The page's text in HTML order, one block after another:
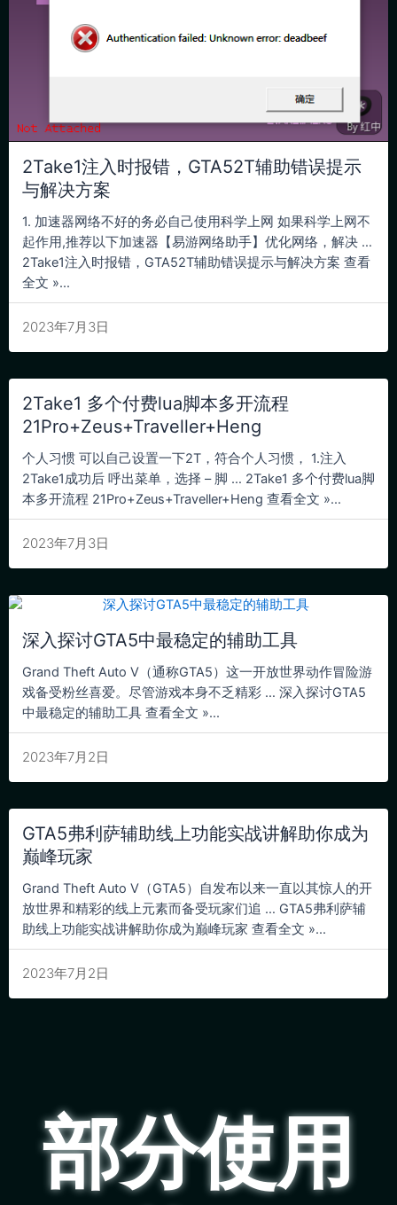
2Take1注入时报错，GTA52T辅助错误提示
与解决方案
2023年7月3日
1. 加速器网络不好的务必自己使用科学上网 如果科学上网不
起作用,推荐以下加速器【易游网络助手】优化网络，解决 …
2Take1注入时报错，GTA52T辅助错误提示与解决方案 查看
全文 »...
2Take1 多个付费lua脚本多开流程
21Pro+Zeus+Traveller+Heng
2023年7月3日
个人习惯 可以自己设置一下2T，符合个人习惯， 1.注入
2Take1成功后 呼出菜单，选择 – 脚 … 2Take1 多个付费lua脚
本多开流程 21Pro+Zeus+Traveller+Heng 查看全文 »...
深入探讨GTA5中最稳定的辅助工具
2023年7月2日
Grand Theft Auto V（通称GTA5）这一开放世界动作冒险游
戏备受粉丝喜爱。尽管游戏本身不乏精彩 … 深入探讨GTA5
中最稳定的辅助工具 查看全文 »...
GTA5弗利萨辅助线上功能实战讲解助你成为
巅峰玩家
2023年7月2日
Grand Theft Auto V（GTA5）自发布以来一直以其惊人的开
放世界和精彩的线上元素而备受玩家们追 … GTA5弗利萨辅
助线上功能实战讲解助你成为巅峰玩家 查看全文 »...
部分使用